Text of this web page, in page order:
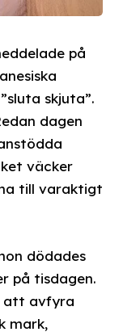
på
skjuta”.
dagen
väcker
till varaktigt
dödades
på tisdagen.
att avfyra
mark,